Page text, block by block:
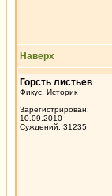
Наверх
Горсть листьев
Фикус, Историк
Зарегистрирован:
10.09.2010
Суждений: 31235